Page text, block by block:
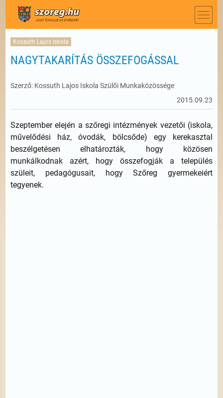
Kossuth Lajos Iskola
NAGYTAKARÍTÁS ÖSSZEFOGÁSSAL
Szerző: Kossuth Lajos Iskola Szülői Munkaközössége
2015.09.23
Szeptember elején a szőregi intézmények vezetői (iskola,
művelődési ház, óvodák, bölcsőde) egy kerekasztal
beszélgetésen elhatározták, hogy közösen
munkálkodnak azért, hogy összefogják a település
szüleit, pedagógusait, hogy Szőreg gyermekeiért
tegyenek.